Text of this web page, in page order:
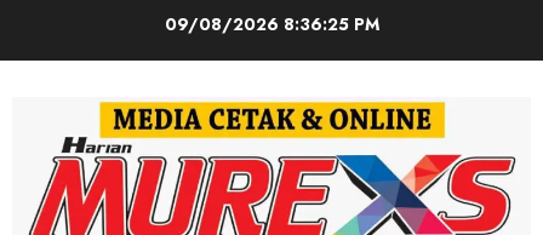
09/08/2026 8:36:27 PM